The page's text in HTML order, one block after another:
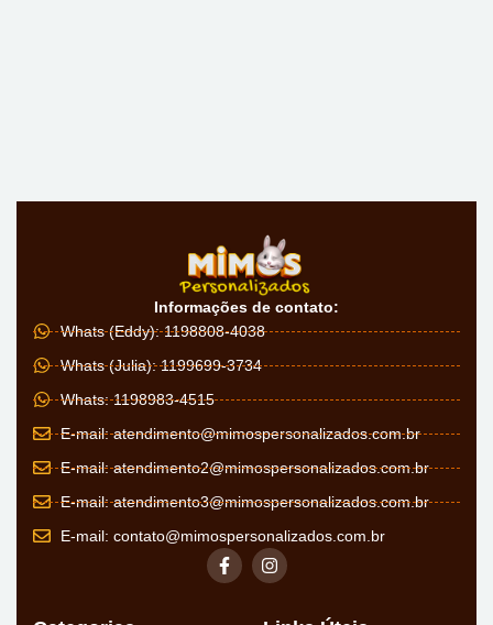
Informações de contato:
Whats (Eddy): 1198808-4038
Whats (Julia): 1199699-3734
Whats: 1198983-4515
E-mail:atendimento@mimospersonalizados.com.br
E-mail:atendimento2@mimospersonalizados.com.br
E-mail:atendimento3@mimospersonalizados.com.br
E-mail: contato@mimospersonalizados.com.br